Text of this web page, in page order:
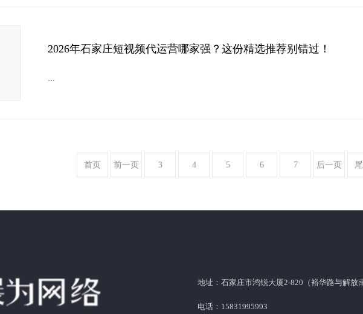
2026年石家庄短视频代运营哪家强？这份精选推荐别错过！
首页 前一页 3 4 5 6 7 后一页
地址：石家庄市鸿锐大厦2-820（裕华路与解放
电话：15831995993